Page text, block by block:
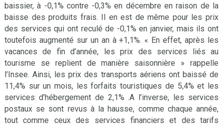
baissier, à -0,1% contre -0,3% en décembre en raison de la
baisse des produits frais. Il en est de même pour les prix
des services qui ont reculé de -0,1% en janvier, mais ils ont
toutefois augmenté sur un an à +1,1%. « En effet, après les
vacances de fin d’année, les prix des services liés au
tourisme se replient de manière saisonnière » rappelle
l’Insee. Ainsi, les prix des transports aériens ont baissé de
11,4% sur un mois, les forfaits touristiques de 5,4% et les
services d’hébergement de 2,1% .A l’inverse, les services
postaux se sont revus à la hausse, comme chaque année,
tout comme ceux des services financiers et des tarifs